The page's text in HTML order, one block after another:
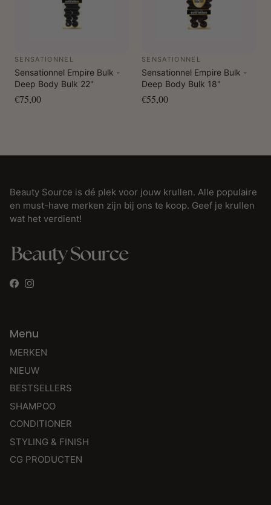
SENSATIONNEL
Sensationnel Empire Bulk -
Deep Body Bulk 22"
€75,00
SENSATIONNEL
Sensationnel Empire Bulk -
Deep Body Bulk 18"
€55,00
Beauty Source is dé plek voor jouw krullen. Alle populaire
en must-have merken zijn bij ons te koop. Geef je krullen
wat het verdient!
Facebook
Instagram
Menu
MERKEN
NIEUW
BESTSELLERS
SHAMPOO
CONDITIONER
STYLING & FINISH
CG PRODUCTEN